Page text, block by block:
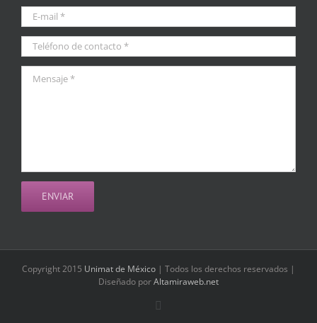
Copyright 2015 Unimat de México | Todos los derechos reservados |
Diseñado porAltamiraweb.net